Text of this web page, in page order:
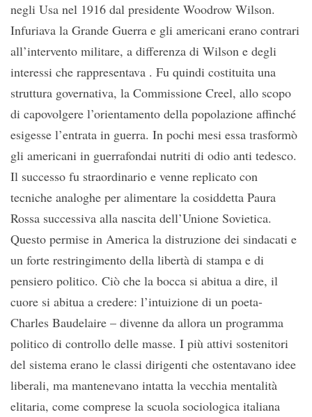
negli Usa nel 1916 dal presidente Woodrow Wilson.
Infuriava la Grande Guerra e gli americani erano contrari
all’intervento militare, a differenza di Wilson e degli
interessi che rappresentava . Fu quindi costituita una
struttura governativa, la Commissione Creel, allo scopo
di capovolgere l’orientamento della popolazione affinché
esigesse l’entrata in guerra. In pochi mesi essa trasformò
gli americani in guerrafondai nutriti di odio anti tedesco.
Il successo fu straordinario e venne replicato con
tecniche analoghe per alimentare la cosiddetta Paura
Rossa successiva alla nascita dell’Unione Sovietica.
Questo permise in America la distruzione dei sindacati e
un forte restringimento della libertà di stampa e di
pensiero politico. Ciò che la bocca si abitua a dire, il
cuore si abitua a credere: l’intuizione di un poeta-
Charles Baudelaire – divenne da allora un programma
politico di controllo delle masse. I più attivi sostenitori
del sistema erano le classi dirigenti che ostentavano idee
liberali, ma mantenevano intatta la vecchia mentalità
elitaria, come comprese la scuola sociologica italiana